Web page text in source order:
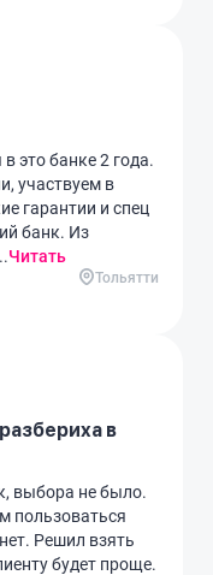
это банке 2 года.
участвуем в
гарантии и спец
банк. Из
Читать
Тольятти
в
выбора не было.
пользоваться
Решил взять
будет проще.